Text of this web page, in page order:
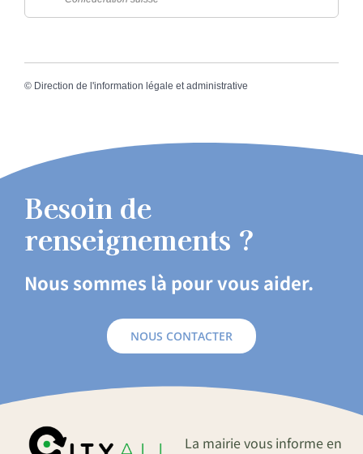
© Direction de l'information légale et administrative
Besoin de
renseignements ?
Nous sommes là pour vous aider.
NOUS CONTACTER
La mairie vous informe en